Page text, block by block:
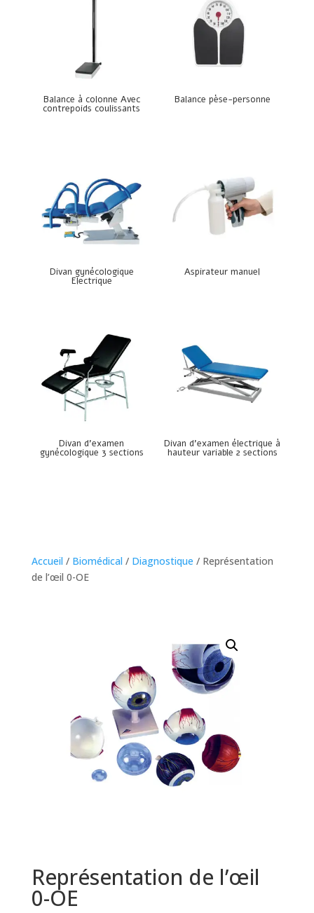
Balance à colonne Avec
contrepoids coulissants
Balance pèse-personne
Divan gynécologique
Electrique
Aspirateur manuel
Divan d’examen
gynécologique 3 sections
Divan d’examen électrique à
hauteur variable 2 sections
Accueil / Biomédical / Diagnostique / Représentation
de l’œil 0-OE
Représentation de l’œil
0-OE